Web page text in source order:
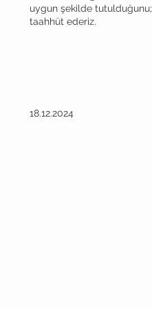
uygun şekilde tutulduğunu;
taahhüt ederiz.
Doküman
18.12.2024